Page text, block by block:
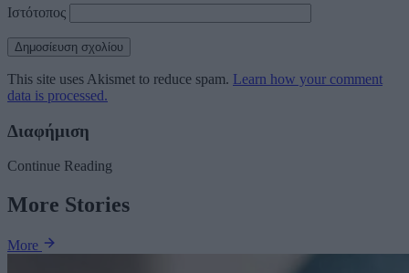
Ιστότοπος
This site uses Akismet to reduce spam. Learn how your comment
data is processed.
Διαφήμιση
Continue Reading
More Stories
More